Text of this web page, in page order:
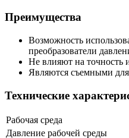
Преимущества
Возможность
преобразователи
Не влияют на точность
Являются съемными для
Технические
Рабочая среда
Давление рабочей среды